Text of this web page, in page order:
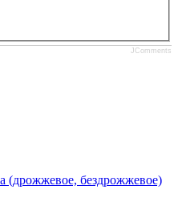
JComments
(дрожжевое, бездрожжевое)